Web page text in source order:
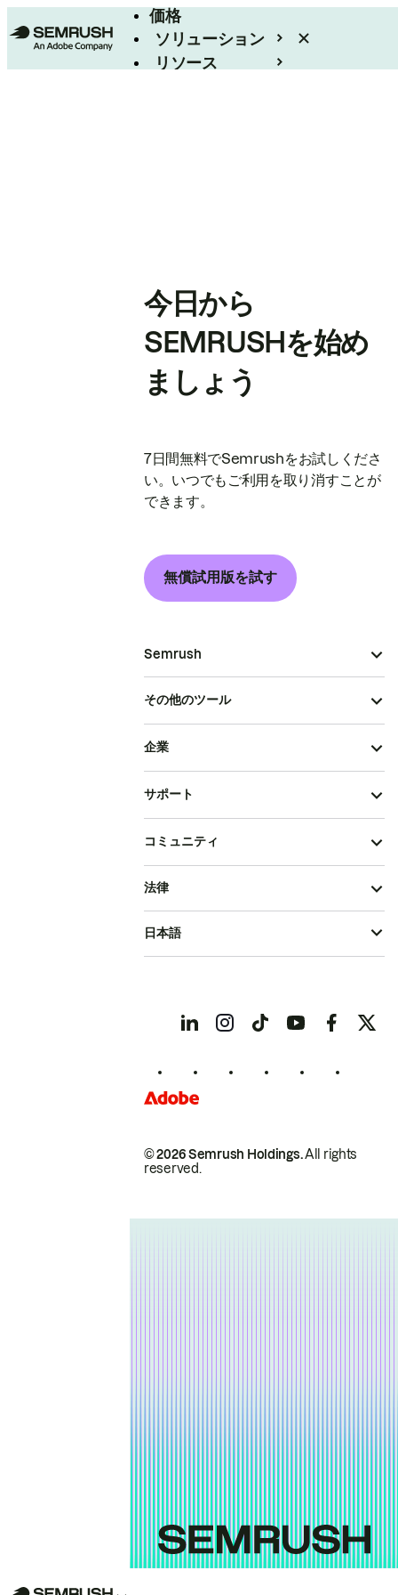
価格
ソリューション
リソース
今日から
SEMRUSHを始め
ましょう
7日間無料でSemrushをお試しくださ
い。いつでもご利用を取り消すことが
できます。
無償試用版を試す
Semrush
その他のツール
企業
サポート
コミュニティ
© 2026 Semrush Holdings.All rights
reserved.
法律
日本語